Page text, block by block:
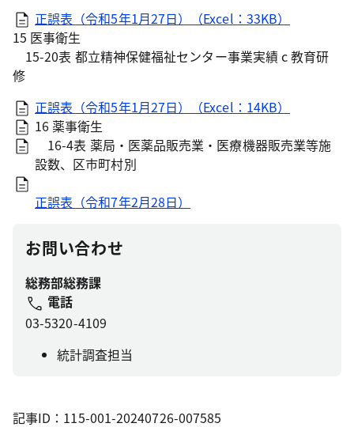
正誤表（令和5年1月27日）（Excel：33KB）
15 医事衛生
15-20表 都立精神保健福祉センター事業実績 c 教育研
修
正誤表（令和5年1月27日）（Excel：14KB）
16 薬事衛生
16-4表 薬局・医薬品販売業・医療機器販売業等施
設数、区市町村別
正誤表（令和7年2月28日）
お問い合わせ
総務部総務課
電話
03-5320-4109
統計調査担当
記事ID：115-001-20240726-007585